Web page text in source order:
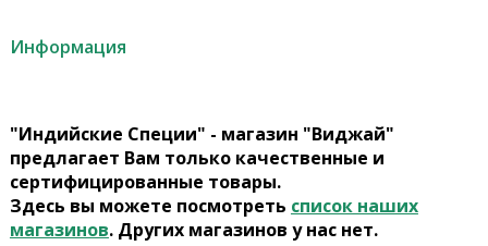
Информация
"Индийские Специи" - магазин "Виджай"
предлагает Вам только качественные и
сертифицированные товары.
Здесь вы можете посмотреть список наших
магазинов. Других магазинов у нас нет.